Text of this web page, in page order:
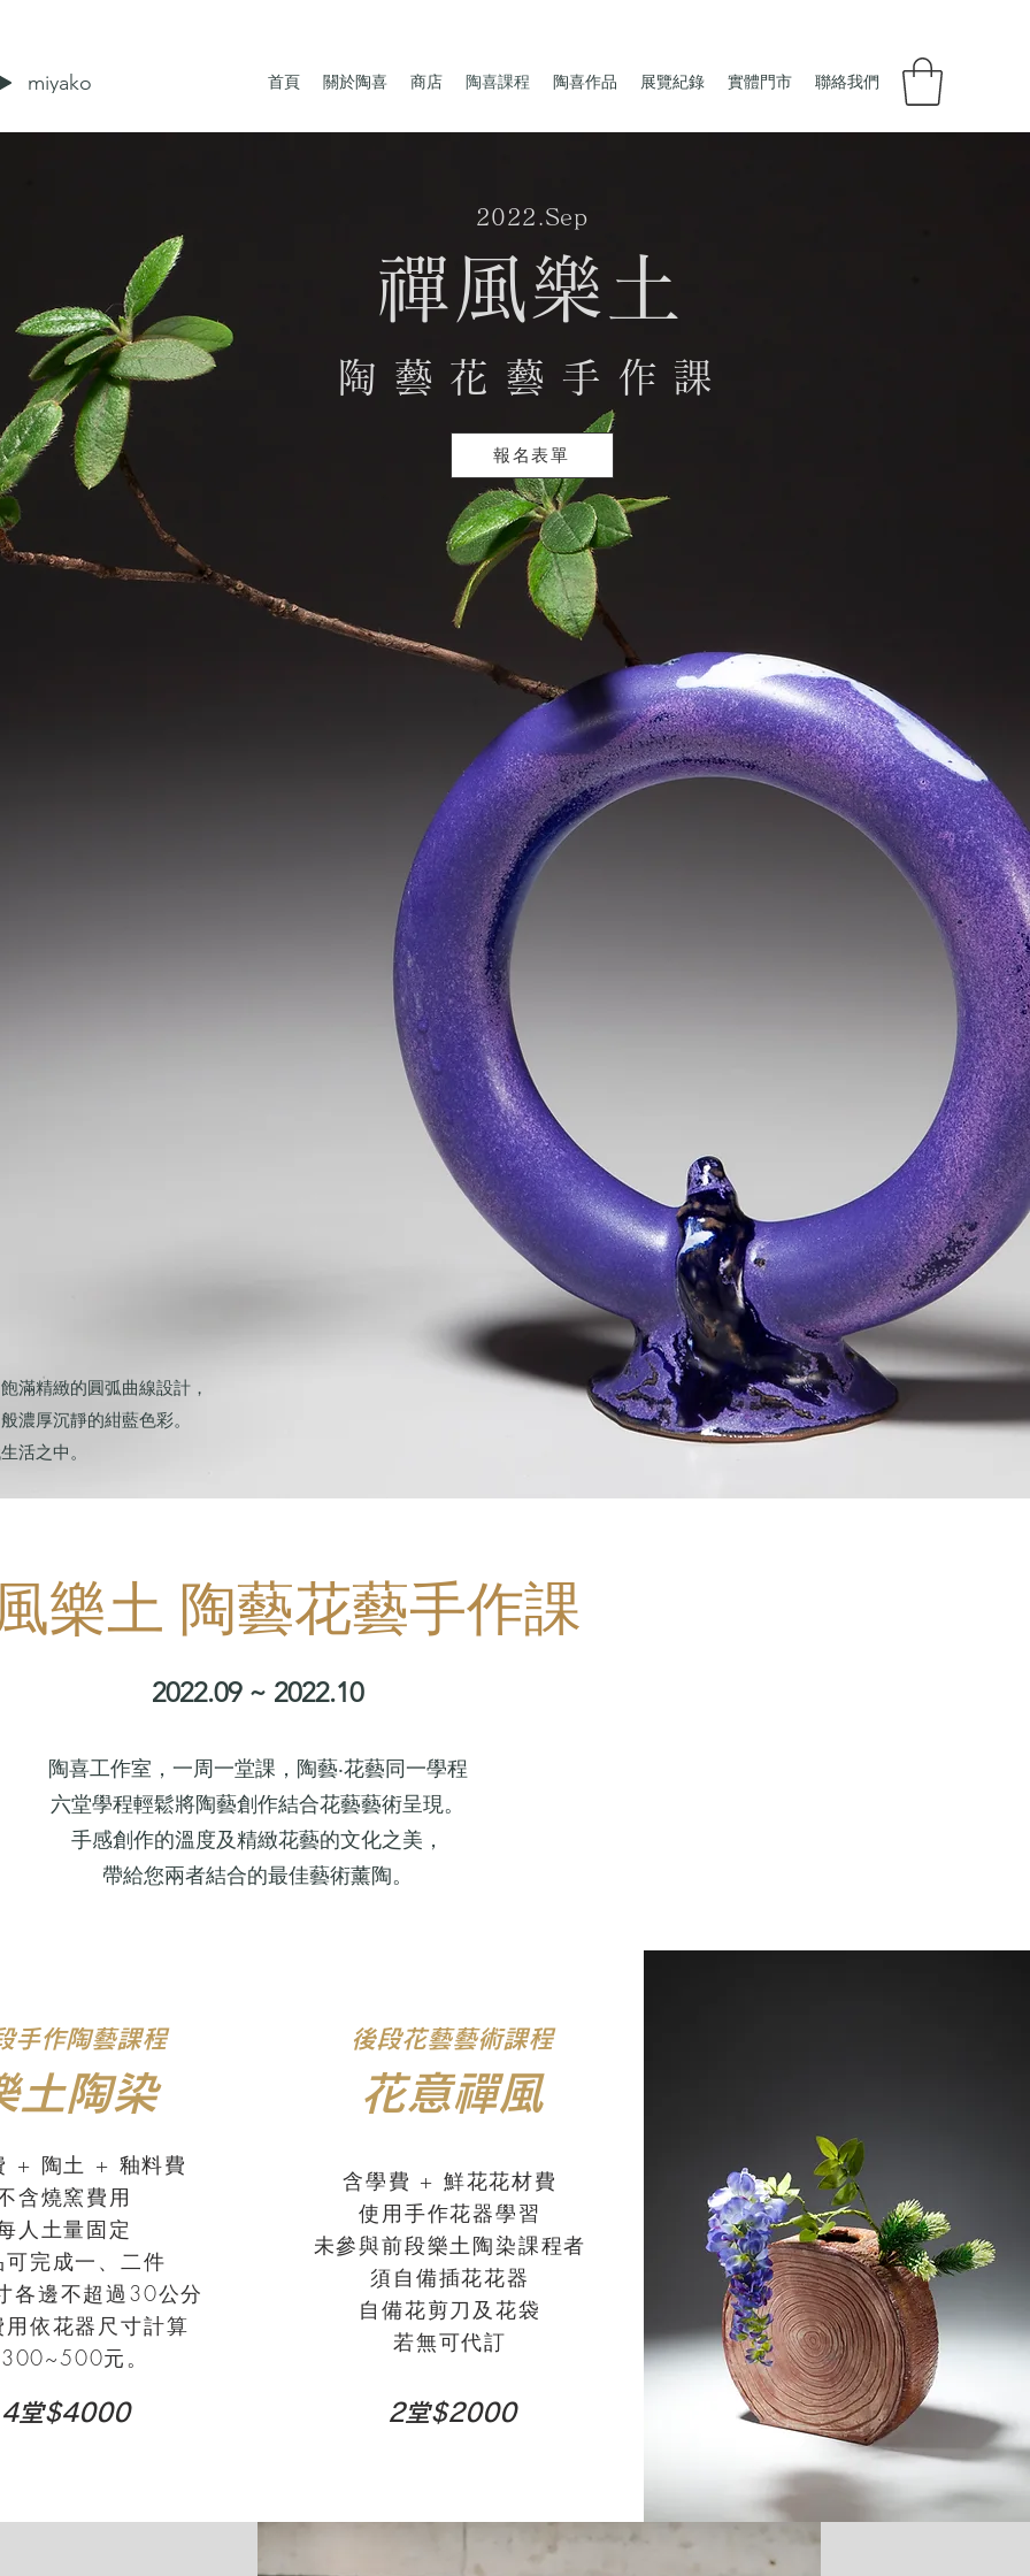
首頁 關於陶喜 商店 陶喜課程 陶喜作品 展覽紀錄 實體門市 聯絡我們
miyako
禪風樂土
陶 藝 花 藝 手 作 課
2022.Sep
報名表單
滿精緻的圓弧曲線設計，
濃厚沉靜的紺藍色彩。
活之中。
樂土 陶藝花藝手作課
2022.09 ~ 2022.10
陶喜工作室，一周一堂課，陶藝‧花藝同一學程
六堂學程輕鬆將陶藝創作結合花藝藝術呈現。
手感創作的溫度及精緻花藝的文化之美，
帶給您兩者結合的最佳藝術薰陶。
手作陶藝課程
土陶染
+ 陶土 + 釉料費
含燒窯費用
人土量固定
可完成一、二件
各邊不超過30公分
用依花器尺寸計算
元。
4堂$4000
後段花藝藝術課程
花意禪風
含學費 + 鮮花花材費
使用手作花器學習
未參與前段樂土陶染課程者
須自備插花花器
自備花剪刀及花袋
若無可代訂
2堂$2000